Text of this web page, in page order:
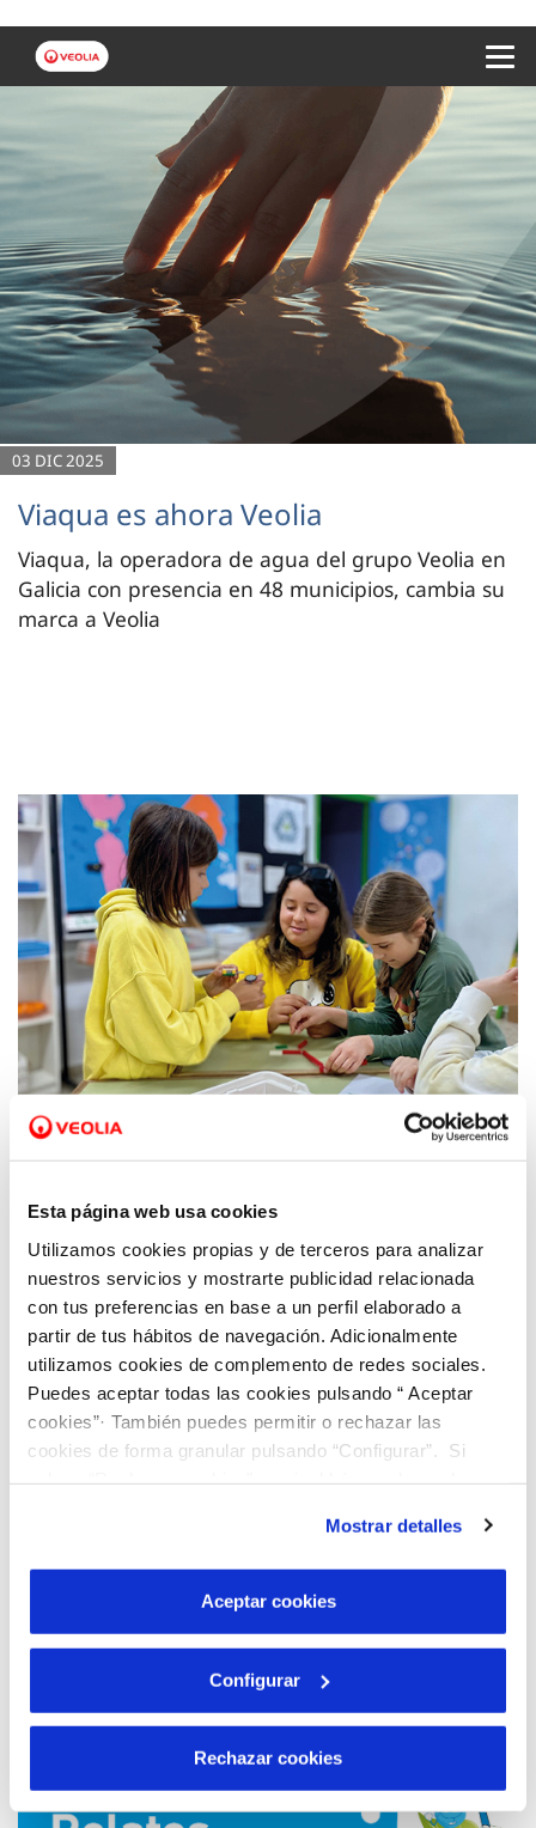
Esta página web usa cookies
Utilizamos cookies propias y de terceros para analizar
nuestros servicios y mostrarte publicidad relacionada
con tus preferencias en base a un perfil elaborado a
partir de tus hábitos de navegación. Adicionalmente
utilizamos cookies de complemento de redes sociales.
Puedes aceptar todas las cookies pulsando “ Aceptar
cookies”· También puedes permitir o rechazar las
cookies de forma granular pulsando “Configurar”. Si
son indispensables para que el sitio web funcione y que
por tanto no se pueden desactivar. Puedes consultar
más información en nuestraPolítica de Cookies
Mostrar detalles
Aceptar cookies
Configurar
Rechazar cookies
03 DIC 2025
Viaqua es ahora Veolia
Viaqua, la operadora de agua del grupo Veolia en
Galicia con presencia en 48 municipios, cambia su
marca a Veolia
30 NOV 2023
AquaeSTEM vuelve a las aulas para impulsar
las vocaciones científicas y tecnológicas
entre las niñas de Primaria
Cetaqua Galicia reúne a profesionales de la
investigación y la empresa para hablar de
descarbonización